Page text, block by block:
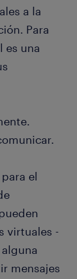
a la
Para
es una
el
virtuales -
mensajes